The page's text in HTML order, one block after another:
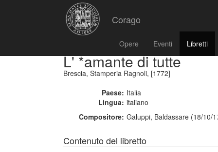
Corago
Opere Eventi Libretti
L' *amante di tutte
Brescia, Stamperia Ragnoli, [1772]
Paese: Italia
Lingua: italiano
Compositore: Galuppi, Baldassare (18/10/
Contenuto del libretto